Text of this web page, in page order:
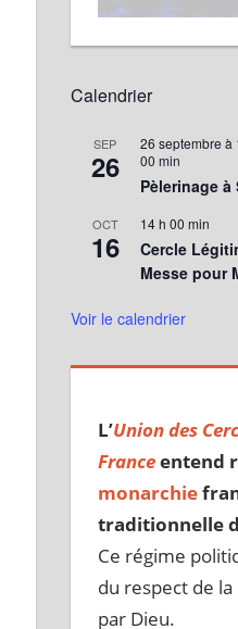
Calendrier
SEP
26
26 septembre à
00 min
Pèlerinage à
OCT
16
14 h 00 min
Cercle
Messe pour
Voir le calendrier
L’Union des
Franceentend
monarchie
traditionnelle
Ce régime
du respect de la
par Dieu.